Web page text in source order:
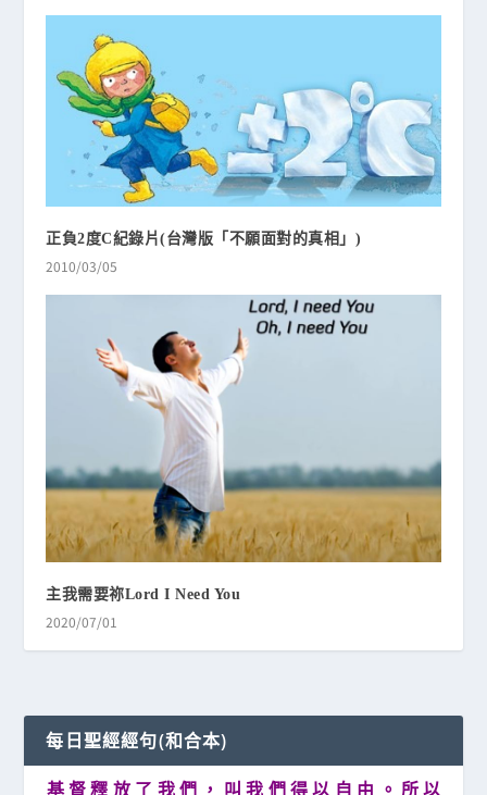
正負2度C紀錄片(台灣版「不願面對的真相」)
2010/03/05
主我需要祢Lord I Need You
2020/07/01
每日聖經經句(和合本)
基 督 釋 放 了 我 們 ， 叫 我 們 得 以 自 由 。 所 以